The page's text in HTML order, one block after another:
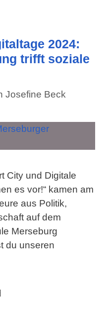
2024:
trifft soziale
Josefine Beck
City und Digitale
es vor!“ kamen am
aus Politik,
auf dem
Merseburg
du unseren